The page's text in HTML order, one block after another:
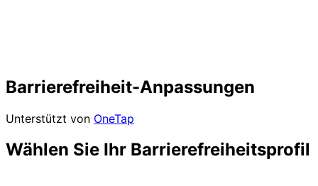
Barrierefreiheit-Anpassungen
Unterstützt von OneTap
Wählen Sie Ihr Barrierefreiheitsprofil